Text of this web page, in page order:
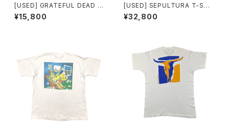
[USED] GRATEFUL DEAD T
-SHIRT Stars and Stripes R
OSE
¥15,800
[USED] SEPULTURA T-SHI
RT BLOOD ROOTED
¥32,800